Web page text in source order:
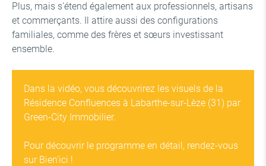
Plus, mais s'étend également aux professionnels, artisans
et commerçants. Il attire aussi des configurations
familiales, comme des frères et sœurs investissant
ensemble.
Dans la vidéo, vous découvrirez les visuels de la
Résidence Confluences à Labarthe-sur-Lèze (31) par
Green-City Immobilier.
Pour découvrir le programme en détail, rendez-vous
sur Bien'ici !